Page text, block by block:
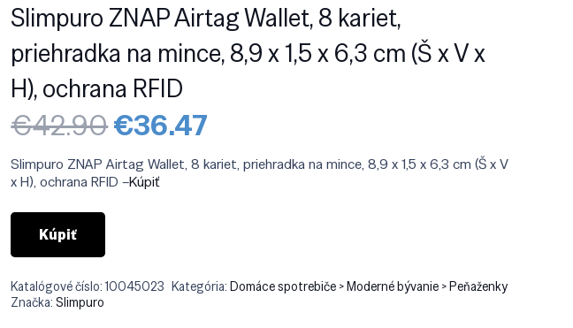
Slimpuro ZNAP Airtag Wallet, 8 kariet,
priehradka na mince, 8,9 x 1,5 x 6,3 cm (Š x V x
H), ochrana RFID
€42.90Pôvodná
cena
bola:
€42.90.
€36.47
je:
€36.47.
Slimpuro ZNAP Airtag Wallet, 8 kariet, priehradka na mince, 8,9 x 1,5 x 6,3 cm (Š x V
x H), ochrana RFID –Kúpiť
Kúpiť
Katalógové číslo:10045023 Kategória:Domáce spotrebiče > Moderné bývanie > Peňaženky
Značka:Slimpuro